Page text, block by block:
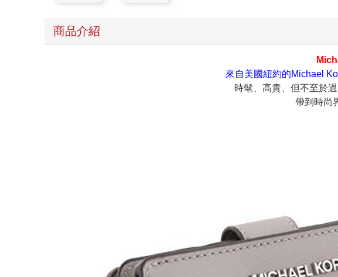
商品介紹
來自美國紐約的Michael
時髦、高貴、但不至於
帶到時尚